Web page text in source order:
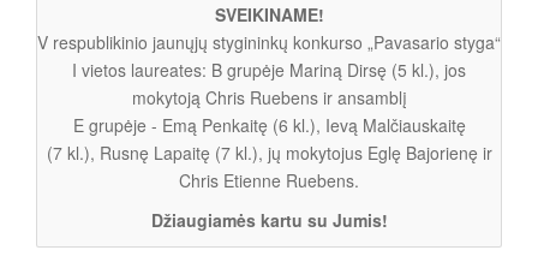
SVEIKINAME!
V respublikinio jaunųjų stygininkų konkurso „Pavasario styga“
I vietos laureates: B grupėje Mariną Dirsę (5 kl.), jos
mokytoją Chris Ruebens ir ansamblį
E grupėje - Emą Penkaitę (6 kl.), Ievą Malčiauskaitę
(7 kl.), Rusnę Lapaitę (7 kl.), jų mokytojus Eglę Bajorienę ir
Chris Etienne Ruebens.
Džiaugiamės kartu su Jumis!